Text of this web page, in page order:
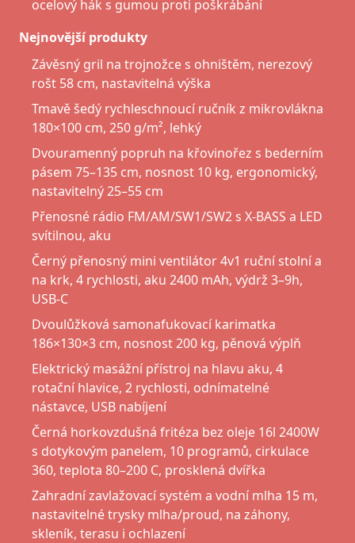
ocelový hák s gumou proti poškrábání
Nejnovější produkty
Závěsný gril na trojnožce s ohništěm, nerezový
rošt 58 cm, nastavitelná výška
Tmavě šedý rychleschnoucí ručník z mikrovlákna
180×100 cm, 250 g/m², lehký
Dvouramenný popruh na křovinořez s bederním
pásem 75–135 cm, nosnost 10 kg, ergonomický,
nastavitelný 25–55 cm
Přenosné rádio FM/AM/SW1/SW2 s X-BASS a LED
svítilnou, aku
Černý přenosný mini ventilátor 4v1 ruční stolní a
na krk, 4 rychlosti, aku 2400 mAh, výdrž 3–9h,
USB-C
Dvoulůžková samonafukovací karimatka
186×130×3 cm, nosnost 200 kg, pěnová výplň
Elektrický masážní přístroj na hlavu aku, 4
rotační hlavice, 2 rychlosti, odnímatelné
nástavce, USB nabíjení
Černá horkovzdušná fritéza bez oleje 16l 2400W
s dotykovým panelem, 10 programů, cirkulace
360, teplota 80–200 C, prosklená dvířka
Zahradní zavlažovací systém a vodní mlha 15 m,
nastavitelné trysky mlha/proud, na záhony,
skleník, terasu i ochlazení